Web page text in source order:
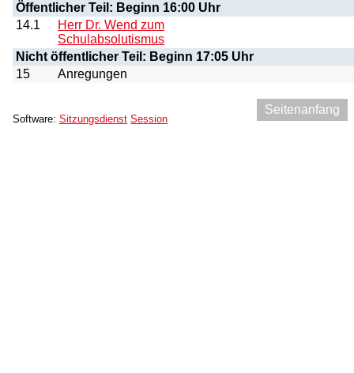
Öffentlicher Teil: Beginn 16:00 Uhr
14.1
Herr Dr. Wend zum
Schulabsolutismus
Nicht öffentlicher Teil: Beginn 17:05 Uhr
15
Anregungen
Seitenanfang
Software: Sitzungsdienst Session